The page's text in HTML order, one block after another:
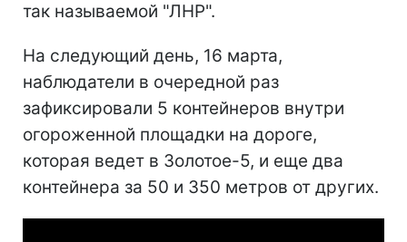
так называемой "ЛНР".
На следующий день, 16 марта,
наблюдатели в очередной раз
зафиксировали 5 контейнеров внутри
огороженной площадки на дороге,
которая ведет в Золотое-5, и еще два
контейнера за 50 и 350 метров от других.